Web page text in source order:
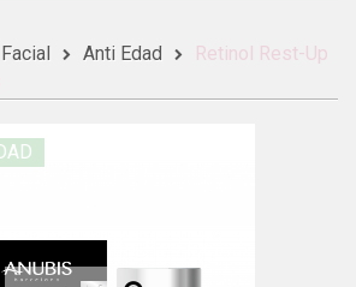
Anti Edad
Retinol Rest-Up